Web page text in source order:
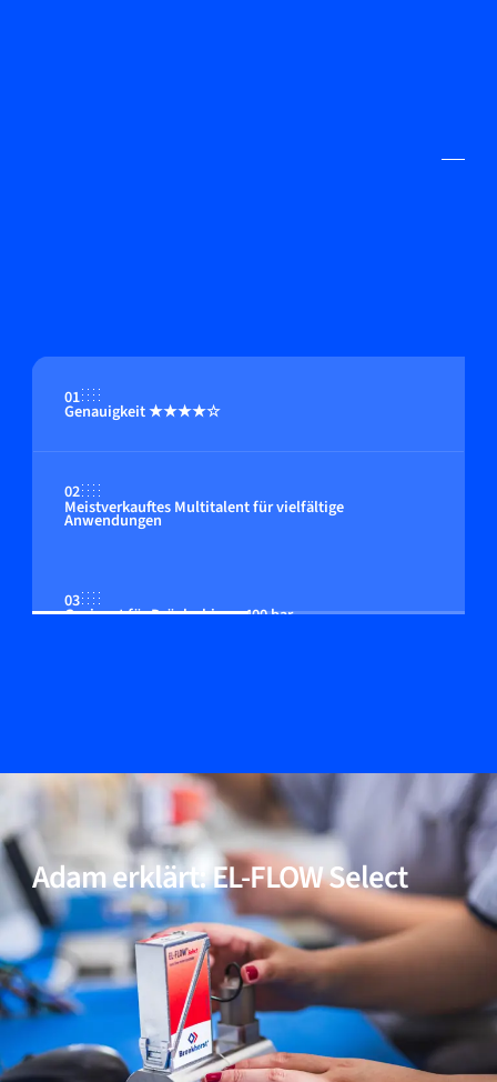
01
Genauigkeit ★★★★☆
02
Meistverkauftes Multitalent für vielfältige
Anwendungen
03
Geeignet für Drücke bis zu 400 bar
05
Inkl. Modelle für Anwendungen mit hoher Reinheit
und niedrigem ΔP
06
Bewährte Leistung
Adam erklärt: EL-FLOW Select